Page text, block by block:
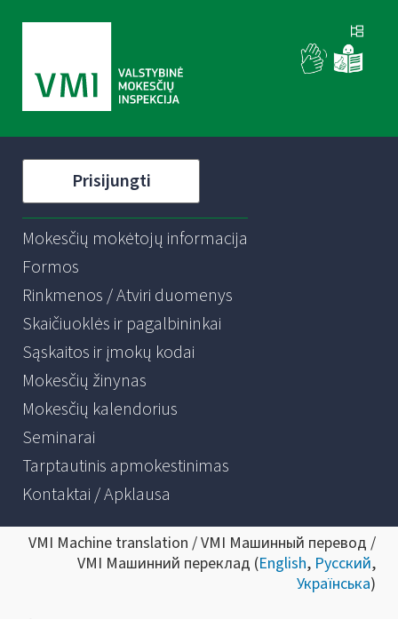
Prisijungti
Mokesčių mokėtojų informacija
Formos
Rinkmenos / Atviri duomenys
Skaičiuoklės ir pagalbininkai
Sąskaitos ir įmokų kodai
Mokesčių žinynas
Mokesčių kalendorius
Seminarai
Tarptautinis apmokestinimas
Kontaktai / Apklausa
VMI Machine translation / VMI Машинный перевод /
VMI Машинний переклад (English, Русский,
Українська)